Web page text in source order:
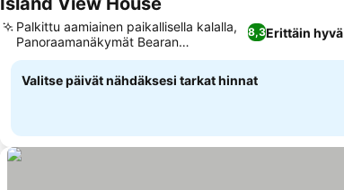
8,3Erittäin hyvä
Palkittu aamiainen paikallisella kalalla,
Panoraamanäkymät Bearan
niemimaalle
Valitse päivät nähdäksesi tarkat hinnat